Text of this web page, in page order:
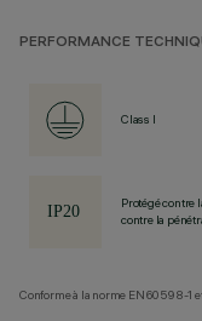
PERFORMANCE
Class I
Protégé contre
contre la
Conforme à la norme EN60598-1